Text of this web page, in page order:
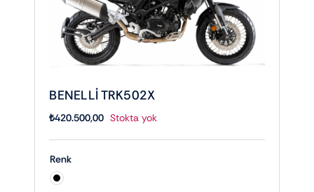
BENELLİ TRK502X
₺420.500,00 Stokta yok
Renk